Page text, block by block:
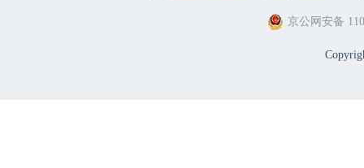
京公网安备